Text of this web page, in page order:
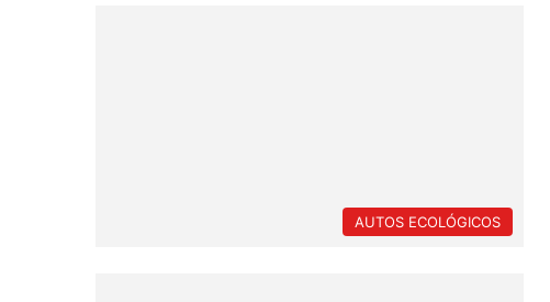
AUTOS ECOLÓGICOS